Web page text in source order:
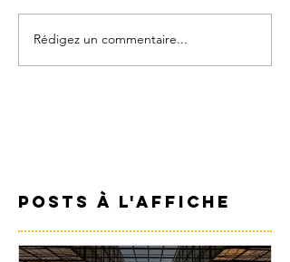
Rédigez un commentaire...
Posts à l'affiche